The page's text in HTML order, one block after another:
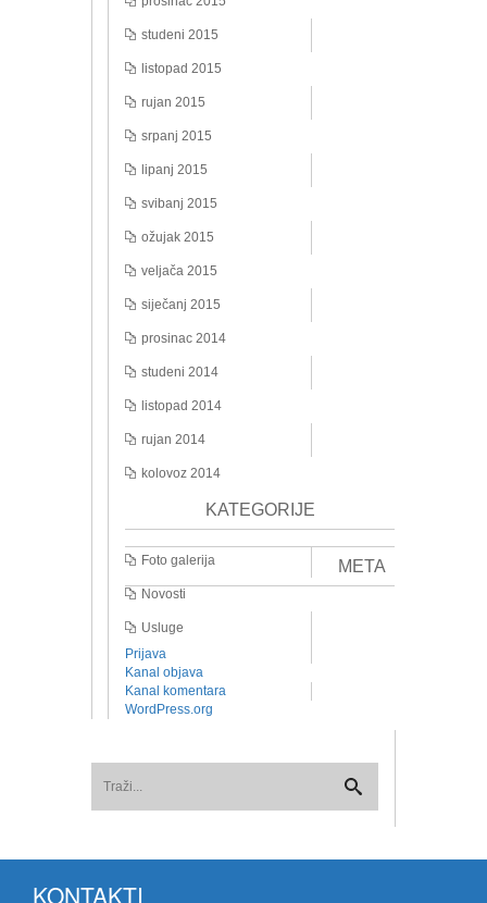
studeni 2015
listopad 2015
rujan 2015
srpanj 2015
lipanj 2015
svibanj 2015
ožujak 2015
veljača 2015
siječanj 2015
prosinac 2014
studeni 2014
listopad 2014
rujan 2014
kolovoz 2014
KATEGORIJE
Foto galerija
Novosti
Usluge
META
Prijava
Kanal objava
Kanal komentara
WordPress.org
KONTAKTI